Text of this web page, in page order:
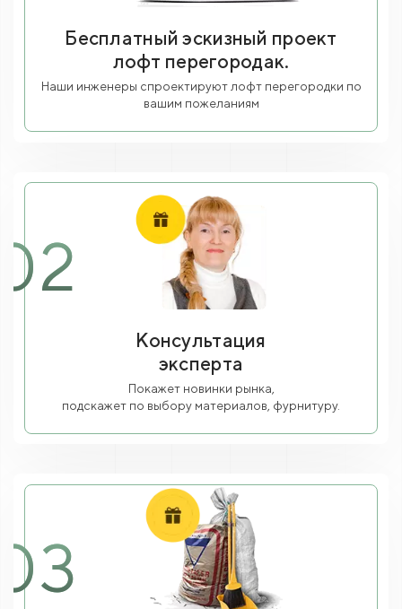
Бесплатный эскизный проект
лофт перегородак.
Наши инженеры спроектируют лофт перегородки по
вашим пожеланиям
Консультация
эксперта
Покажет новинки рынка,
подскажет по выбору материалов, фурнитуру.